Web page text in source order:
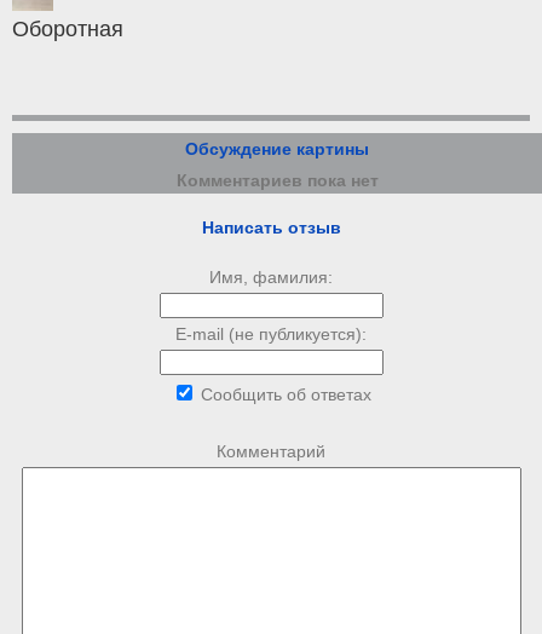
Оборотная
Обсуждение картины
Комментариев пока нет
Написать отзыв
Имя, фамилия:
E-mail (не публикуется):
Сообщить об ответах
Комментарий